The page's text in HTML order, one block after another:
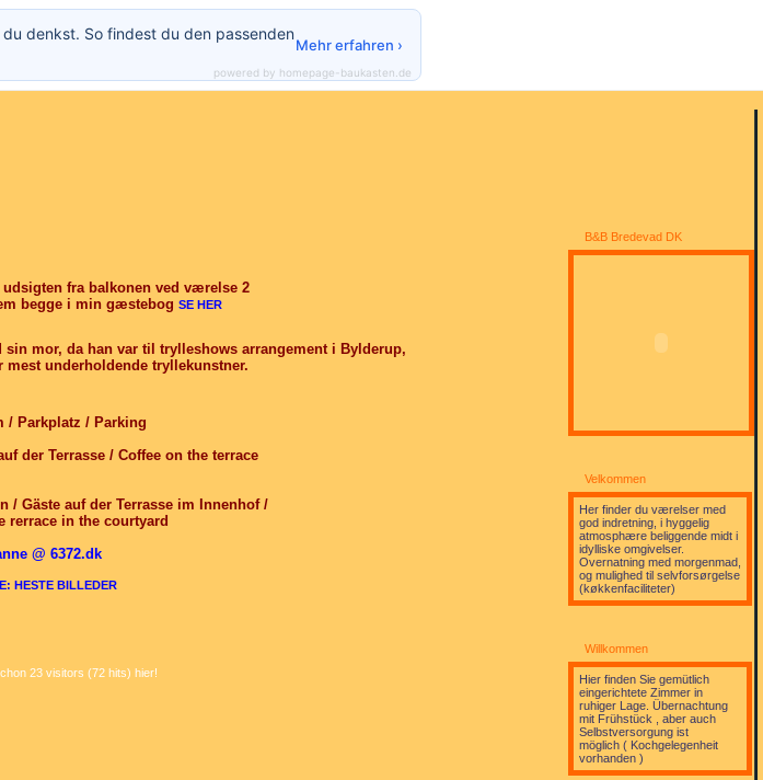
fra balkonen ved værelse 2
begge i min gæstebog SE HER
sin mor, da han var til trylleshows arrangement i Bylderup,
mest underholdende tryllekunstner.
/ Parkplatz / Parking
der Terrasse / Coffee on the terrace
/ Gäste auf der Terrasse im Innenhof /
rerrace in the courtyard
@ 6372.dk
HESTE BILLEDER
23 visitors (72 hits) hier!
B&B Bredevad DK
Velkommen
Her finder du værelser med
god indretning, i hyggelig
atmosphære beliggende midt i
idylliske omgivelser.
Overnatning med morgenmad,
og mulighed til selvforsørgelse
(køkkenfaciliteter)
Willkommen
Hier finden Sie gemütlich
eingerichtete Zimmer in
ruhiger Lage. Übernachtung
mit Frühstück , aber auch
Selbstversorgung ist
möglich ( Kochgelegenheit
vorhanden )
denkst. So findest du den passenden
Mehr erfahren ›
powered by homepage-baukasten.de